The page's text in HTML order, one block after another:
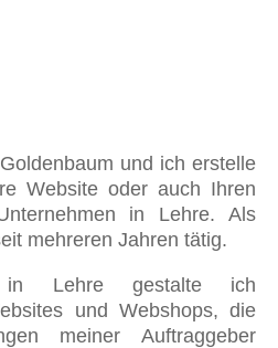
und ich erstelle
Website oder auch Ihren
in Lehre. Als
mehreren Jahren tätig.
in Lehre gestalte ich
und Webshops, die
meiner Auftraggeber